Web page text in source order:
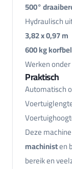
500°
Hydraulisch
3,82 x 0,97 m
600 kg
Werken
Praktisch
Automatisch
Deze
machinisten
bereik en